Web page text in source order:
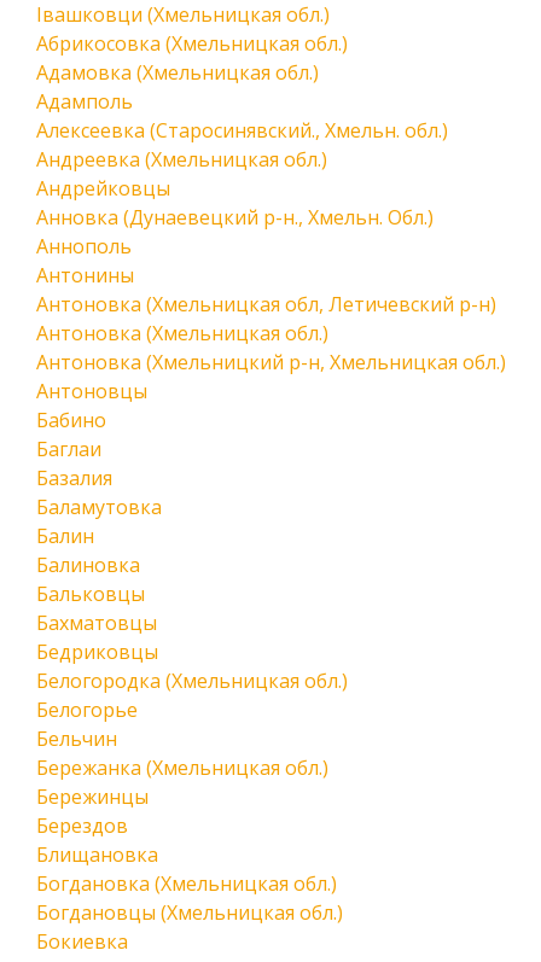
Івашковци (Хмельницкая обл.)
Абрикосовка (Хмельницкая обл.)
Адамовка (Хмельницкая обл.)
Адамполь
Алексеевка (Старосинявский., Хмельн. обл.)
Андреевка (Хмельницкая обл.)
Андрейковцы
Анновка (Дунаевецкий р-н., Хмельн. Обл.)
Аннополь
Антонины
Антоновка (Хмельницкая обл, Летичевский р-н)
Антоновка (Хмельницкая обл.)
Антоновка (Хмельницкий р-н, Хмельницкая обл.)
Антоновцы
Бабино
Баглаи
Базалия
Баламутовка
Балин
Балиновка
Бальковцы
Бахматовцы
Бедриковцы
Белогородка (Хмельницкая обл.)
Белогорье
Бельчин
Бережанка (Хмельницкая обл.)
Бережинцы
Берездов
Блищановка
Богдановка (Хмельницкая обл.)
Богдановцы (Хмельницкая обл.)
Бокиевка